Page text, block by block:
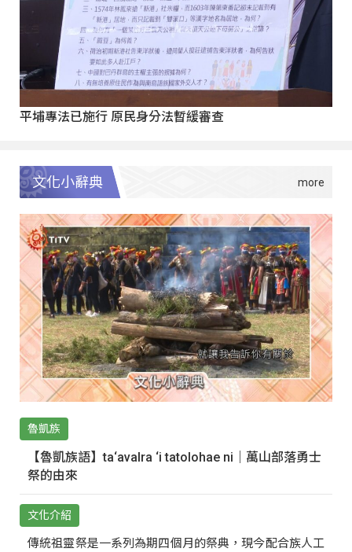
平埔專法已施行 原民身分法暫緩審查
文化小辭典
魯凱族
【魯凱族語】ta‘avalra ‘i tatolohae ni｜萬山部落勇士
祭的由來
文化介紹
傳統祖靈祭是一系列為期四個月的祭典，現今配合族人工